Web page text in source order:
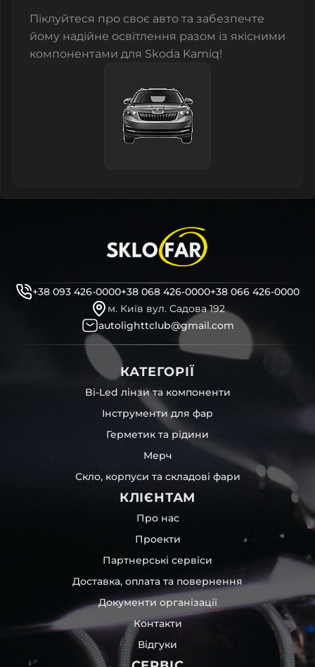
Піклуйтеся про своє авто та забезпечте
йому надійне освітлення разом із якісними
компонентами для Skoda Kamiq!
+38 093 426-0000+38 068 426-0000+38 066 426-0000
м. Київ вул. Садова 192
autolighttclub@gmail.com
КАТЕГОРІЇ
Bi-Led лінзи та компоненти
Інструменти для фар
Герметик та рідини
Мерч
Скло, корпуси та складові фари
КЛІЄНТАМ
Про нас
Проекти
Партнерські сервіси
Доставка, оплата та повернення
Документи організації
Контакти
Відгуки